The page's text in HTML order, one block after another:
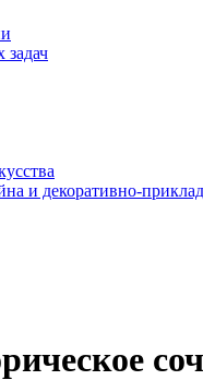
и декоративно-